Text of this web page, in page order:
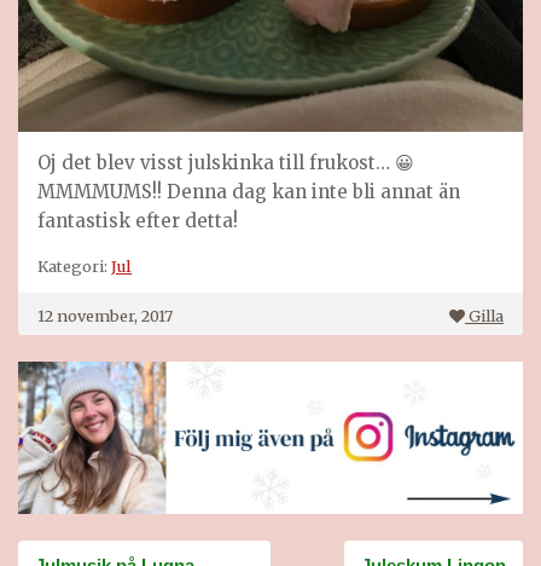
Oj det blev visst julskinka till frukost… 😀
MMMMUMS!! Denna dag kan inte bli annat än
fantastisk efter detta!
Kategori: Jul
12 november, 2017 Gilla